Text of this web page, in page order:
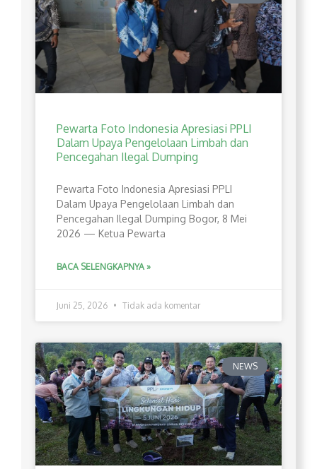
Pewarta Foto Indonesia Apresiasi PPLI
Dalam Upaya Pengelolaan Limbah dan
Pencegahan Ilegal Dumping
Pewarta Foto Indonesia Apresiasi PPLI
Dalam Upaya Pengelolaan Limbah dan
Pencegahan Ilegal Dumping Bogor, 8 Mei
2026 — Ketua Pewarta
BACA SELENGKAPNYA »
Juni 25, 2026 Tidak ada komentar
NEWS